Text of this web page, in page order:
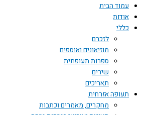
עמוד הבית
אודות
כללי
לזכרם
מוזיאונים ואוספים
ספרות תעופתית
שירים
תאריכים
תעופה אזרחית
מחקרים, מאמרים וכתבות